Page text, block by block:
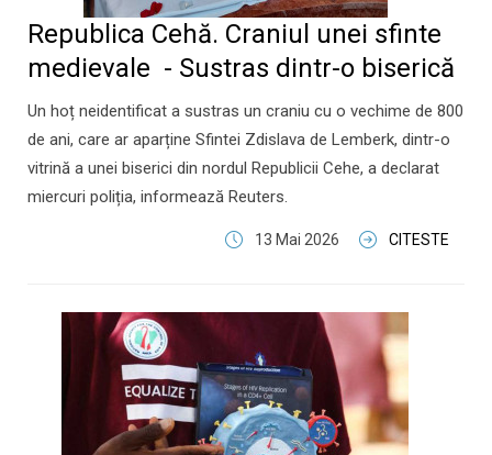
Republica Cehă. Craniul unei sfinte
medievale - Sustras dintr-o biserică
Un hoț neidentificat a sustras un craniu cu o vechime de 800
de ani, care ar aparține Sfintei Zdislava de Lemberk, dintr-o
vitrină a unei biserici din nordul Republicii Cehe, a declarat
miercuri poliția, informează Reuters.
13 Mai 2026 CITESTE